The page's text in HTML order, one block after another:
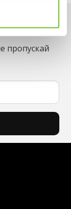
ни?
пропускай